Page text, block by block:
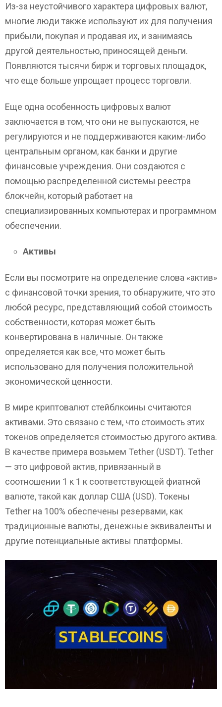
Из-за неустойчивого характера цифровых валют,
многие люди также используют их для получения
прибыли, покупая и продавая их, и занимаясь
другой деятельностью, приносящей деньги.
Появляются тысячи бирж и торговых площадок,
что еще больше упрощает процесс торговли.
Еще одна особенность цифровых валют
заключается в том, что они не выпускаются, не
регулируются и не поддерживаются каким-либо
центральным органом, как банки и другие
финансовые учреждения. Они создаются с
помощью распределенной системы реестра
блокчейн, который работает на
специализированных компьютерах и программном
обеспечении.
Активы
Если вы посмотрите на определение слова «актив»
с финансовой точки зрения, то обнаружите, что это
любой ресурс, представляющий собой стоимость
собственности, которая может быть
конвертирована в наличные. Он также
определяется как все, что может быть
использовано для получения положительной
экономической ценности.
В мире криптовалют стейблкоины считаются
активами. Это связано с тем, что стоимость этих
токенов определяется стоимостью другого актива.
В качестве примера возьмем Tether (USDT). Tether
— это цифровой актив, привязанный в
соотношении 1 к 1 к соответствующей фиатной
валюте, такой как доллар США (USD). Токены
Tether на 100% обеспечены резервами, как
традиционные валюты, денежные эквиваленты и
другие потенциальные активы платформы.